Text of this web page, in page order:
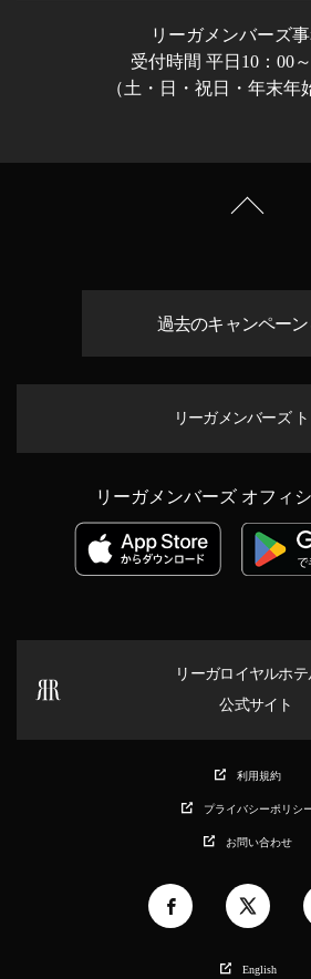
リーガメンバーズ
受付時間 平日10：00
（土・日・祝日・年末年
過去のキャンペー
リーガメンバーズ
リーガメンバーズ オフィ
リーガロイヤルホ
公式サイト
利用規約
プライバシーポリシ
お問い合わせ
English